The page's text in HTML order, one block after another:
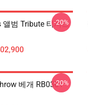
범 Tribute 티셔츠
-20%
베개 RB0301
-20%